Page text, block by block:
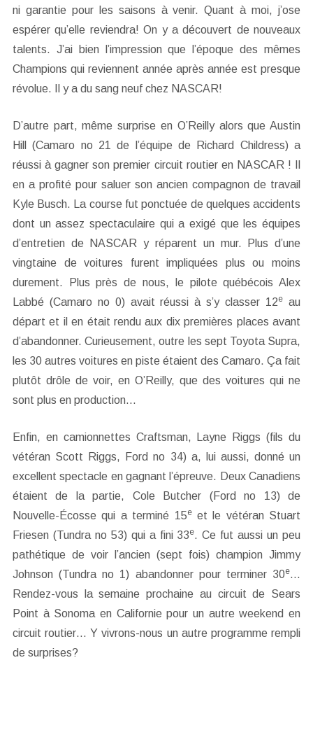
ni garantie pour les saisons à venir. Quant à moi, j’ose
espérer qu’elle reviendra! On y a découvert de nouveaux
talents. J’ai bien l’impression que l’époque des mêmes
Champions qui reviennent année après année est presque
révolue. Il y a du sang neuf chez NASCAR!
D’autre part, même surprise en O’Reilly alors que Austin
Hill (Camaro no 21 de l’équipe de Richard Childress) a
réussi à gagner son premier circuit routier en NASCAR ! Il
en a profité pour saluer son ancien compagnon de travail
Kyle Busch. La course fut ponctuée de quelques accidents
dont un assez spectaculaire qui a exigé que les équipes
d’entretien de NASCAR y réparent un mur. Plus d’une
vingtaine de voitures furent impliquées plus ou moins
durement. Plus près de nous, le pilote québécois Alex
Labbé (Camaro no 0) avait réussi à s’y classer 12e au
départ et il en était rendu aux dix premières places avant
d’abandonner. Curieusement, outre les sept Toyota Supra,
les 30 autres voitures en piste étaient des Camaro. Ça fait
plutôt drôle de voir, en O’Reilly, que des voitures qui ne
sont plus en production…
Enfin, en camionnettes Craftsman, Layne Riggs (fils du
vétéran Scott Riggs, Ford no 34) a, lui aussi, donné un
excellent spectacle en gagnant l’épreuve. Deux Canadiens
étaient de la partie, Cole Butcher (Ford no 13) de
Nouvelle-Écosse qui a terminé 15eet le vétéran Stuart
Friesen (Tundra no 53) qui a fini 33e. Ce fut aussi un peu
pathétique de voir l’ancien (sept fois) champion Jimmy
Johnson (Tundra no 1) abandonner pour terminer 30e…
Rendez-vous la semaine prochaine au circuit de Sears
Point à Sonoma en Californie pour un autre weekend en
circuit routier… Y vivrons-nous un autre programme rempli
de surprises?